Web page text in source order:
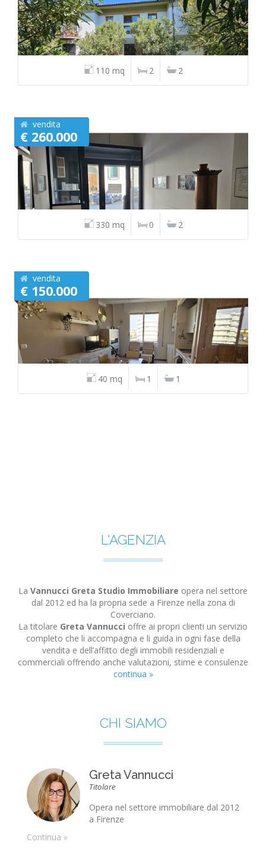
110 mq 2 2
vendita
€ 260.000
330 mq 0 2
vendita
€ 150.000
40 mq 1 1
L'AGENZIA
La Vannucci Greta Studio Immobiliare opera nel settore
dal 2012 ed ha la propria sede a Firenze nella zona di
Coverciano.
La titolare Greta Vannucci offre ai propri clienti un servizio
completo che li accompagna e li guida in ogni fase della
vendita e dell’affitto degli immobili residenziali e
commerciali offrendo anche valutazioni, stime e consulenze
continua »
CHI SIAMO
Greta Vannucci
Titolare
Opera nel settore immobiliare dal 2012
a Firenze
Continua »